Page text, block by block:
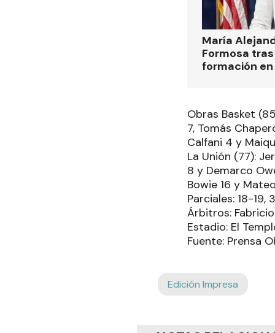
María
Formosa
formación
Obras Basket
7, Tomás
Calfani 4 y
La Unión (77):
8 y Demarco
Bowie 16 y
Parciales: 18-
Árbitros:
Estadio: El
Fuente: Prensa
Edición Impresa